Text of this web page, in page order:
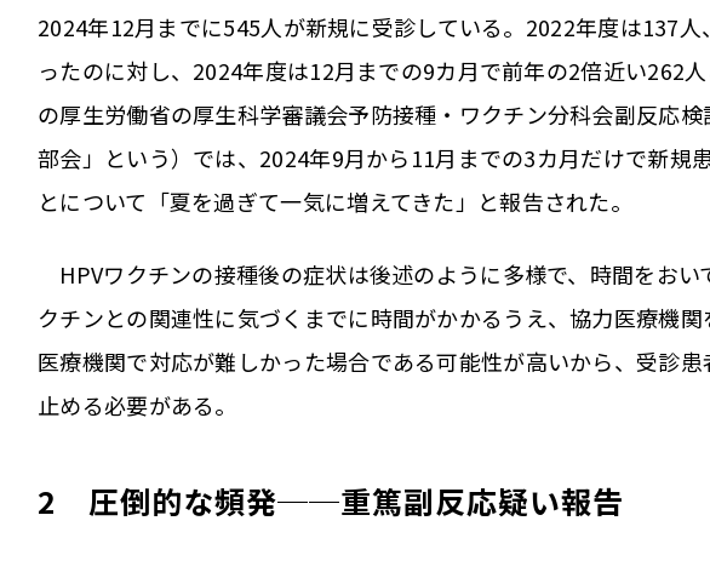
2024年12月までに545人が新規に受診している。2022年度は137
ったのに対し、2024年度は12月までの9カ月で前年の2倍近い262
の厚生労働省の厚生科学審議会予防接種・ワクチン分科会副反応
部会」という）では、2024年9月から11月までの3カ月だけで新規
とについて「夏を過ぎて一気に増えてきた」と報告された。
HPVワクチンの接種後の症状は後述のように多様で、時間をおい
クチンとの関連性に気づくまでに時間がかかるうえ、協力医療機
医療機関で対応が難しかった場合である可能性が高いから、受診
止める必要がある。
2 圧倒的な頻発──重篤副反応疑い報告